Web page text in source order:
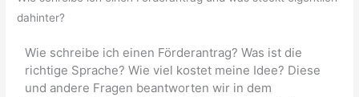
dahinter?
Wie schreibe ich einen Förderantrag? Was ist die
richtige Sprache? Wie viel kostet meine Idee? Diese
und andere Fragen beantworten wir in dem